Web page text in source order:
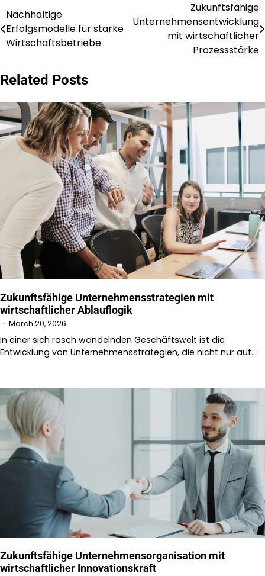
Post
navigation
Nachhaltige
Erfolgsmodelle für starke
Wirtschaftsbetriebe
Zukunftsfähige
Unternehmensentwicklung
mit wirtschaftlicher
Prozessstärke
Related Posts
Zukunftsfähige Unternehmensstrategien mit
wirtschaftlicher Ablauflogik
March 20, 2026
In einer sich rasch wandelnden Geschäftswelt ist die
Entwicklung von Unternehmensstrategien, die nicht nur auf…
Zukunftsfähige Unternehmensorganisation mit
wirtschaftlicher Innovationskraft